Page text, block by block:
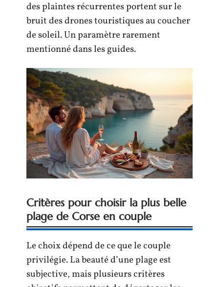
des plaintes récurrentes portent sur le
bruit des drones touristiques au coucher
de soleil. Un paramètre rarement
mentionné dans les guides.
Critères pour choisir la plus belle
plage de Corse en couple
Le choix dépend de ce que le couple
privilégie. La beauté d’une plage est
subjective, mais plusieurs critères